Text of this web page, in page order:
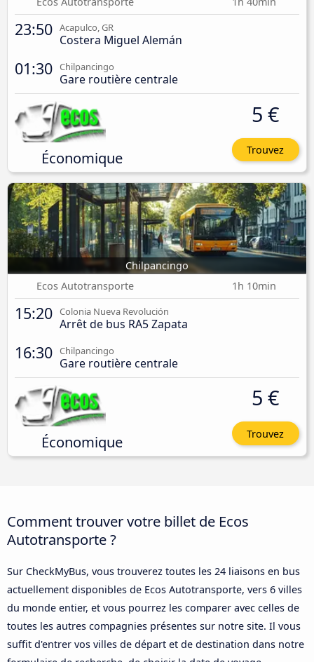
23:50 Acapulco, GR
Costera Miguel Alemán
01:30 Chilpancingo
Gare routière centrale
Économique
5 €
Trouvez
Chilpancingo
Ecos Autotransporte
1h 10min
15:20 Colonia Nueva Revolución
Arrêt de bus RA5 Zapata
16:30 Chilpancingo
Gare routière centrale
Économique
5 €
Trouvez
Comment trouver votre billet de Ecos
Autotransporte ?
Sur CheckMyBus, vous trouverez toutes les 24 liaisons en bus
actuellement disponibles de Ecos Autotransporte, vers 6 villes
du monde entier, et vous pourrez les comparer avec celles de
toutes les autres compagnies présentes sur notre site. Il vous
suffit d'entrer vos villes de départ et de destination dans notre